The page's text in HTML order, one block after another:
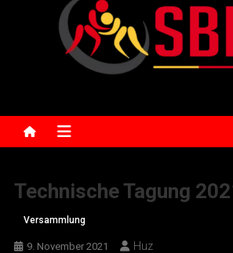
Technische Tagung
Versammlung
9. November 2021 Huz